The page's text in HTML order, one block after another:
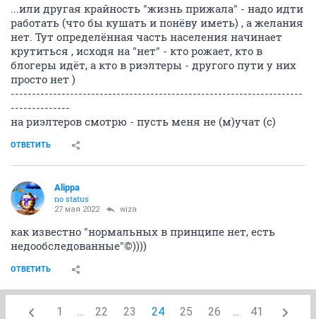
...или другая крайность "жизнь прижала" - надо идти
работать (что бы кушать и понёву иметь) , а желания
нет. Тут определённая часть населения начинает
крутиться , исходя на "нет" - кто рожает, кто в
блогеры идёт, а кто в риэлтеры - другого пути у них
просто нет )
---------------------------------------------------------------------
--------------
на риэлтеров смотрю - пусть меня не (м)учат (с)
ОТВЕТИТЬ
Alippa
no status
27 мая 2022 wiza
как известно "нормальных в принципе нет, есть
недообследованные"©))))
ОТВЕТИТЬ
1 ... 22 23 24 25 26 ... 41